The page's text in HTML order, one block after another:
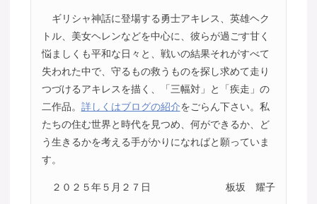
ギリシャ神話に登場する勇士アキレス、英雄ヘク
トル、美女ヘレンなどを中心に、彼らが過ごす甘く
悩ましくも平和な日々と、戦いの結果それがすべて
失われた中で、守るもの救うものを探し求めて走り
つづけるアキレスを描く、「三幅対」と「疾走」の
二作品。 詳しくはブログの紹介をごらん下さい。私
たちの住む世界と時代を見つめ、何ができるか、ど
う生きるかを考える手がかりになればと願っていま
す。
２０２５年５月２７日 板坂 耀子